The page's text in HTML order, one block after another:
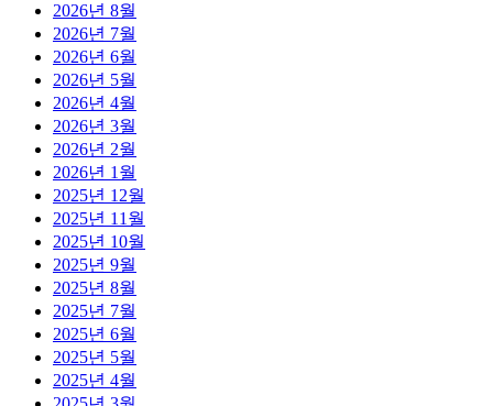
2026년 8월
2026년 7월
2026년 6월
2026년 5월
2026년 4월
2026년 3월
2026년 2월
2026년 1월
2025년 12월
2025년 11월
2025년 10월
2025년 9월
2025년 8월
2025년 7월
2025년 6월
2025년 5월
2025년 4월